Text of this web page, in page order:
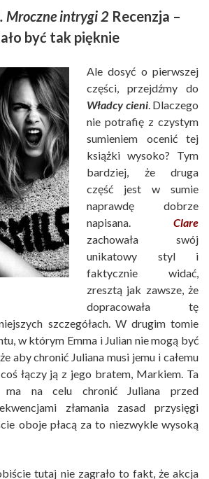
Mroczne intrygi 2Recenzja –
być tak pięknie
Ale dosyć o pierwszej
części, przejdźmy do
Władcy cieni. Dlaczego
nie potrafię z czystym
sumieniem ocenić tej
książki wysoko? Tym
bardziej, że druga
część jest
w sumie
naprawdę dobrze
napisana. Clare
zachowała swój
unikatowy styl i
faktycznie widać,
zresztą jak zawsze, że
dopracowała tę
szczegółach. W drugim tomie
w którym Emma i Julian nie mogą być
aby chronić Juliana musi jemu i całemu
łączy ją z jego bratem, Markiem. Ta
ma na celu chronić Juliana przed
złamania zasad przysięgi
oboje płacą za to niezwykle wysoką
tutaj nie zagrało to fakt, że akcja